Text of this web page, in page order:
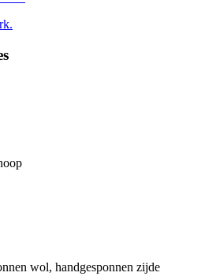
wol, handgesponnen zijde